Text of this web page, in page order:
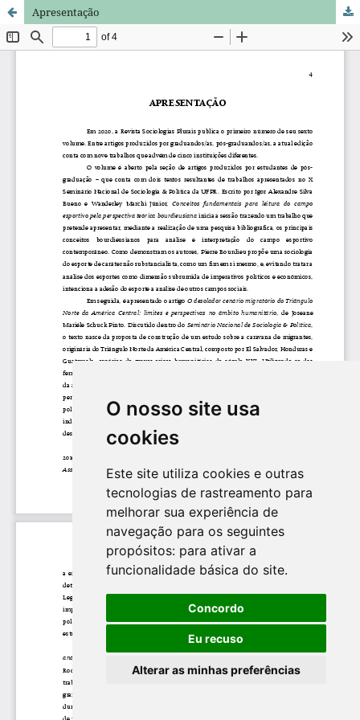
O nosso site usa
cookies
Este site utiliza cookies e outras
tecnologias de rastreamento para
melhorar sua experiência de
navegação para os seguintes
propósitos: para ativar a
funcionalidade básica do site.
Concordo
Eu recuso
Alterar as minhas preferências
Apresentação